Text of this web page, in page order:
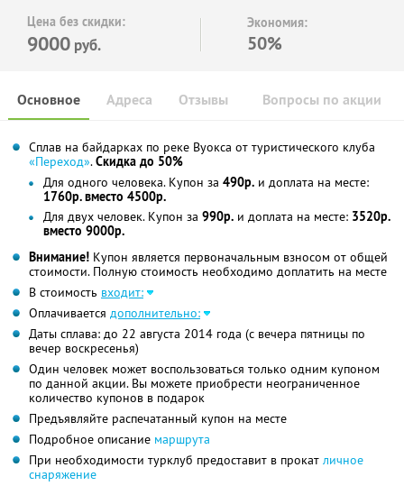
Цена без скидки:
9000 руб.
Экономия:
50%
Основное Отзывы Вопросы по акции
Адреса
Сплав на байдарках по реке Вуокса от туристического клуба
«Переход».Скидка до 50%
Для одного человека. Купон за 490р. и доплата на месте:
1760р. вместо 4500р.
Для двух человек. Купон за 990р. и доплата на месте: 3520р.
вместо 9000р.
Внимание! Купон является первоначальным взносом от общей
стоимости. Полную стоимость необходимо доплатить на месте
В стоимость входит:
Оплачивается дополнительно:
Даты сплава: до 22 августа 2014 года (с вечера пятницы по
вечер воскресенья)
Один человек может воспользоваться только одним купоном
по данной акции. Вы можете приобрести неограниченное
количество купонов в подарок
Предъявляйте распечатанный купон на месте
Подробное описание маршрута
При необходимости турклуб предоставит в прокат личное
снаряжение